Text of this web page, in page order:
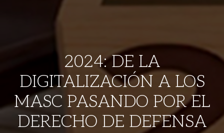
2024: DE LA
DIGITALIZACIÓN A LOS
MASC PASANDO POR EL
DERECHO DE DEFENSA